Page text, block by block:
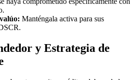
Manténgala activa para sus
y Estrategia de